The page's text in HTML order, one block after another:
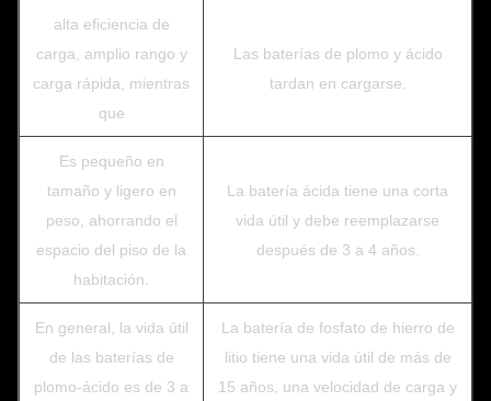
alta eficiencia de
carga, amplio rango y
carga rápida, mientras
que
Las baterías de plomo y ácido
tardan en cargarse.
Es pequeño en
tamaño y ligero en
peso, ahorrando el
espacio del piso de la
habitación.
La batería ácida tiene una corta
vida útil y debe reemplazarse
después de 3 a 4 años.
En general, la vida útil
de las baterías de
plomo-ácido es de 3 a
La batería de fosfato de hierro de
litio tiene una vida útil de más de
15 años, una velocidad de carga y